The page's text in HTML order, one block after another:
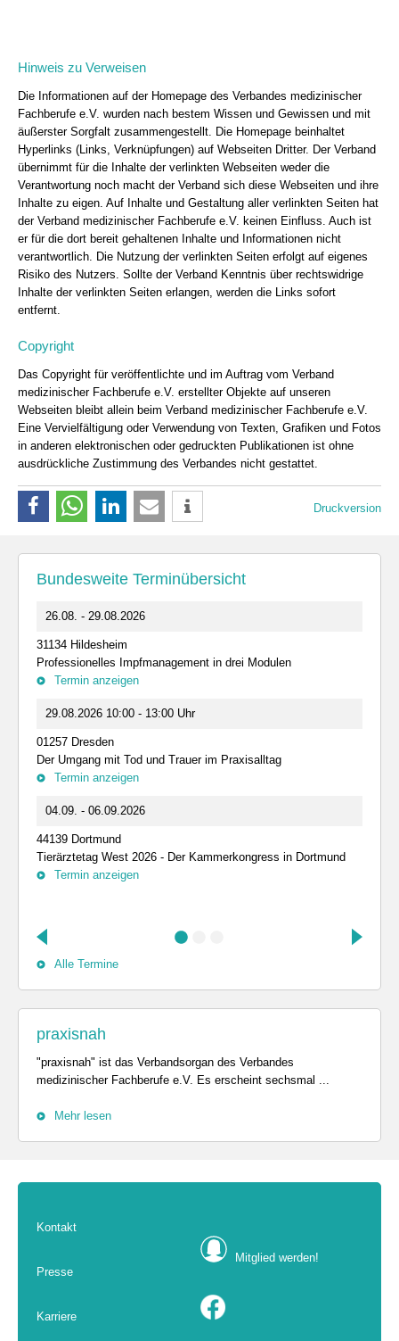
Hinweis zu Verweisen
Die Informationen auf der Homepage des Verbandes medizinischer
Fachberufe e.V. wurden nach bestem Wissen und Gewissen und mit
äußerster Sorgfalt zusammengestellt. Die Homepage beinhaltet
Hyperlinks (Links, Verknüpfungen) auf Webseiten Dritter. Der Verband
übernimmt für die Inhalte der verlinkten Webseiten weder die
Verantwortung noch macht der Verband sich diese Webseiten und ihre
Inhalte zu eigen. Auf Inhalte und Gestaltung aller verlinkten Seiten hat
der Verband medizinischer Fachberufe e.V. keinen Einfluss. Auch ist
er für die dort bereit gehaltenen Inhalte und Informationen nicht
verantwortlich. Die Nutzung der verlinkten Seiten erfolgt auf eigenes
Risiko des Nutzers. Sollte der Verband Kenntnis über rechtswidrige
Inhalte der verlinkten Seiten erlangen, werden die Links sofort
entfernt.
Copyright
Das Copyright für veröffentlichte und im Auftrag vom Verband
medizinischer Fachberufe e.V. erstellter Objekte auf unseren
Webseiten bleibt allein beim Verband medizinischer Fachberufe e.V.
Eine Vervielfältigung oder Verwendung von Texten, Grafiken und Fotos
in anderen elektronischen oder gedruckten Publikationen ist ohne
ausdrückliche Zustimmung des Verbandes nicht gestattet.
Druckversion
Bundesweite Terminübersicht
26.08. - 29.08.2026
31134 Hildesheim
Professionelles Impfmanagement in drei Modulen
Termin anzeigen
29.08.2026 10:00 - 13:00 Uhr
01257 Dresden
Der Umgang mit Tod und Trauer im Praxisalltag
Termin anzeigen
04.09. - 06.09.2026
44139 Dortmund
Tierärztetag West 2026 - Der Kammerkongress in Dortmund
Termin anzeigen
Alle Termine
praxisnah
"praxisnah" ist das Verbandsorgan des Verbandes
medizinischer Fachberufe e.V. Es erscheint sechsmal ...
Mehr lesen
Kontakt
Presse
Karriere
Mitglied werden!